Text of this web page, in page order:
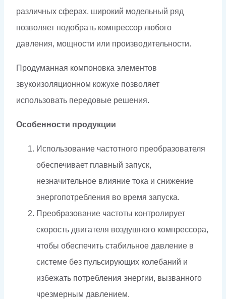
различных сферах. широкий модельный ряд
позволяет подобрать компрессор любого
давления, мощности или производительности.
Продуманная компоновка элементов
звукоизоляционном кожухе позволяет
использовать передовые решения.
Особенности продукции
Использование частотного преобразователя
обеспечивает плавный запуск,
незначительное влияние тока и снижение
энергопотребления во время запуска.
Преобразование частоты контролирует
скорость двигателя воздушного компрессора,
чтобы обеспечить стабильное давление в
системе без пульсирующих колебаний и
избежать потребления энергии, вызванного
чрезмерным давлением.